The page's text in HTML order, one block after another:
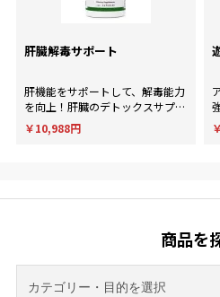
肝臓解毒サポート
肝機能をサポートして、解毒能力
を向上！肝臓のデトックスサプリ
メント。
￥10,988円
商品を